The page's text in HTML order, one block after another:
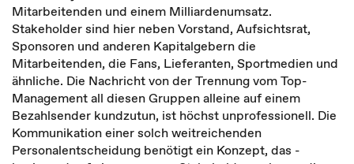
Mitarbeitenden und einem Milliardenumsatz.
Stakeholder sind hier neben Vorstand, Aufsichtsrat,
Sponsoren und anderen Kapitalgebern die
Mitarbeitenden, die Fans, Lieferanten, Sportmedien und
ähnliche. Die Nachricht von der Trennung vom Top-
Management all diesen Gruppen alleine auf einem
Bezahlsender kundzutun, ist höchst unprofessionell. Die
Kommunikation einer solch weitreichenden
Personalentscheidung benötigt ein Konzept, das -